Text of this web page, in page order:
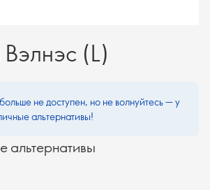
(L)
не доступен, но не волнуйтесь — у
альтернативы!
альтернативы